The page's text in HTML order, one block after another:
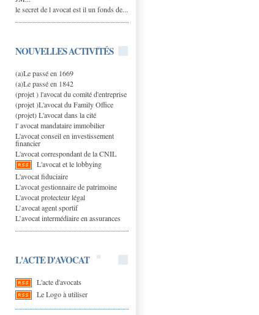
le secret de l avocat est il un fonds de...
NOUVELLES ACTIVITÉS
(a)Le passé en 1669
(a)Le passé en 1842
(projet ) l'avocat du comité d'entreprise
(projet )L'avocat du Family Office
(projet) L'avocat dans la cité
l' avocat mandataire immobilier
L'avocat conseil en investissement
financier
L'avocat correspondant de la CNIL
L'avocat et le lobbying
L'avocat fiduciaire
L'avocat gestionnaire de patrimoine
L'avocat protecteur légal
L’avocat agent sportif
L’avocat intermédiaire en assurances
L'ACTE D'AVOCAT
L'acte d'avocats
Le Logo à utiliser